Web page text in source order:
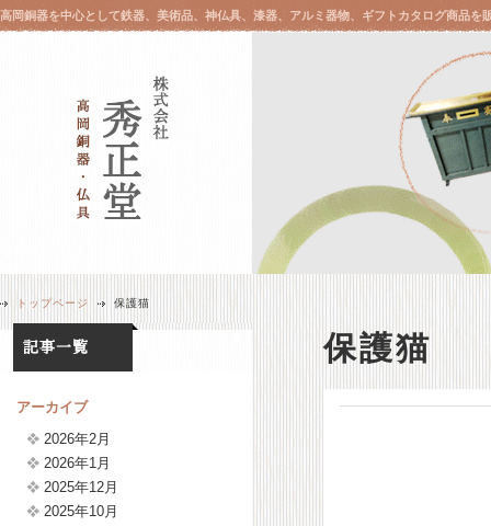
高岡銅器を中心として鉄器、美術品、神仏具、漆器、アルミ器物、ギフトカタログ商品を
トップページ 保護猫
保護猫
アーカイブ
2026年2月
2026年1月
2025年12月
2025年10月